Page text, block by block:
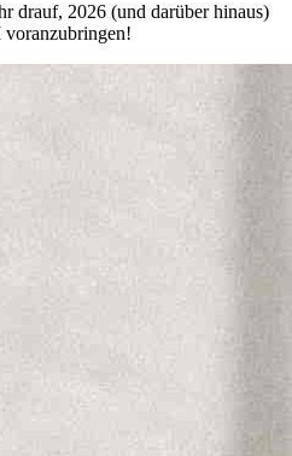
drauf, 2026 (und darüber hinaus)